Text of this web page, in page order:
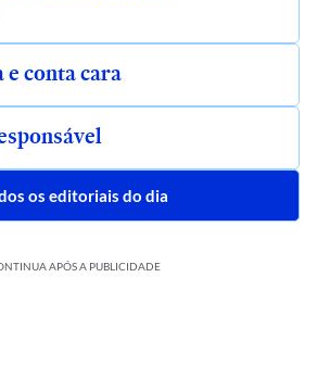
conta cara
os editoriais do dia
APÓS A PUBLICIDADE